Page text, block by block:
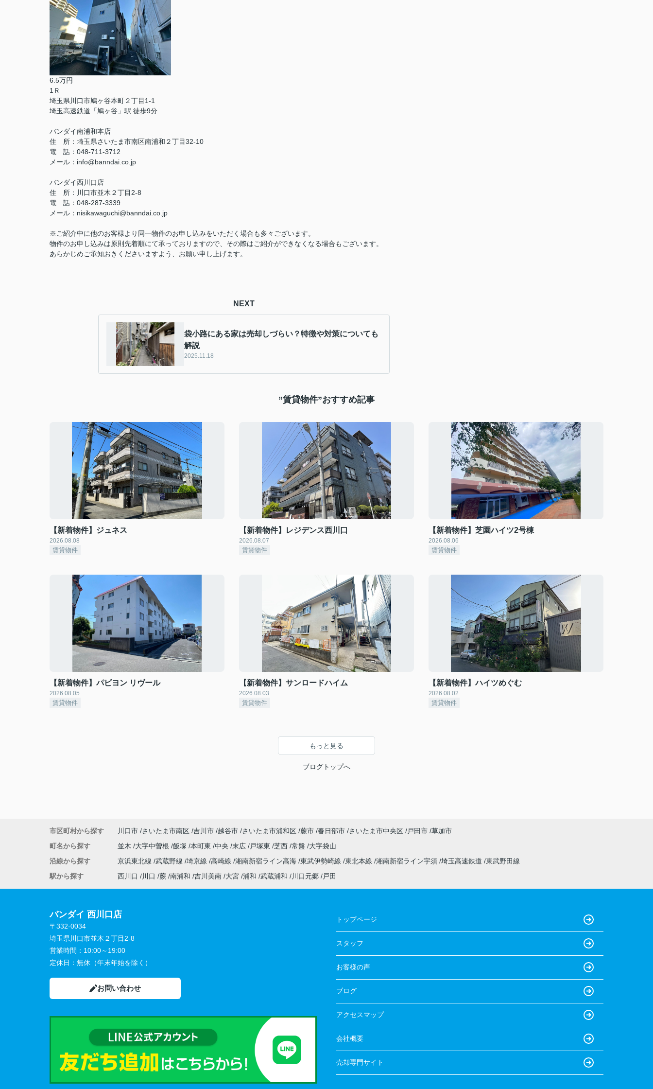
6.5万円
1Ｒ
埼玉県川口市鳩ヶ谷本町２丁目1-1
埼玉高速鉄道「鳩ヶ谷」駅 徒歩9分
バンダイ南浦和本店
住 所：埼玉県さいたま市南区南浦和２丁目32-10
電 話：048-711-3712
メール：info@banndai.co.jp
バンダイ西川口店
住 所：川口市並木２丁目2-8
電 話：048-287-3339
メール：nisikawaguchi@banndai.co.jp
※ご紹介中に他のお客様より同一物件のお申し込みをいただく場合も多々ございます。
物件のお申し込みは原則先着順にて承っておりますので、その際はご紹介ができなくなる場合もございます。
あらかじめご承知おきくださいますよう、お願い申し上げます。
NEXT
袋小路にある家は売却しづらい？特徴や対策についても
解説
2025.11.18
”賃貸物件”おすすめ記事
【新着物件】ジュネス
2026.08.08
賃貸物件
【新着物件】レジデンス西川口
2026.08.07
賃貸物件
【新着物件】芝園ハイツ2号棟
2026.08.06
賃貸物件
【新着物件】パビヨン リヴール
2026.08.05
賃貸物件
【新着物件】サンロードハイム
2026.08.03
賃貸物件
【新着物件】ハイツめぐむ
2026.08.02
賃貸物件
もっと見る
ブログトップへ
市区町村から探す 川口市 さいたま市南区 吉川市 越谷市 さいたま市浦和区 蕨市 春日部市 さいたま市中央区 戸田市 草加市
町名から探す
並木 大字中曽根 飯塚 本町東 中央 末広 戸塚東 芝西 常盤
大字袋山
沿線から探す
京浜東北線 武蔵野線 埼京線 高崎線 湘南新宿ライン高海 東武伊勢崎線 東北本線 湘南新宿ライン宇須 埼玉高速鉄道 東武野田線
駅から探す
西川口 川口 蕨 南浦和 吉川美南 大宮 浦和 武蔵浦和 川口元郷 戸田
バンダイ 西川口店
〒332-0034
埼玉県川口市並木２丁目2-8
営業時間： 10:00～19:00
定休日： 無休（年末年始を除く）
お問い合わせ
トップページ
スタッフ
お客様の声
ブログ
アクセスマップ
会社概要
売却専門サイト